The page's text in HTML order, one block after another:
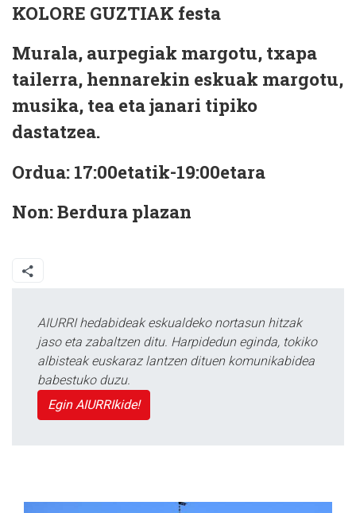
KOLORE GUZTIAK festa
Murala, aurpegiak margotu, txapa
tailerra, hennarekin eskuak margotu,
musika, tea eta janari tipiko
dastatzea.
Ordua: 17:00etatik-19:00etara
Non:Berdura plazan
AIURRI hedabideak eskualdeko nortasun hitzak
jaso eta zabaltzen ditu. Harpidedun eginda, tokiko
albisteak euskaraz lantzen dituen komunikabidea
babestuko duzu.
Egin AIURRIkide!